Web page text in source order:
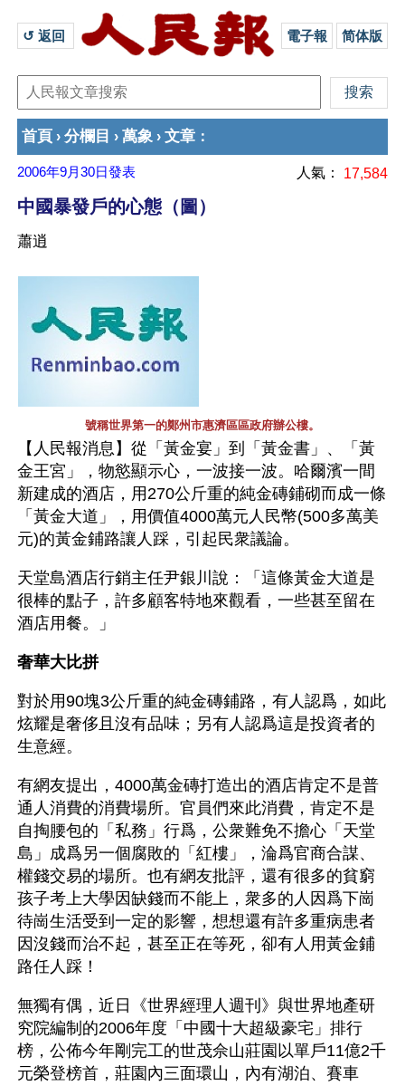
↺ 返回 電子報 简体版
首頁 › 分欄目 › 萬象 › 文章 ：
2006年9月30日發表 人氣： 17,584
中國暴發戶的心態（圖）
蕭逍
號稱世界第一的鄭州市惠濟區區政府辦公樓。
【人民報消息】從「黃金宴」到「黃金書」、「黃
金王宮」，物慾顯示心，一波接一波。哈爾濱一間
新建成的酒店，用270公斤重的純金磚鋪砌而成一條
「黃金大道」，用價值4000萬元人民幣(500多萬美
元)的黃金鋪路讓人踩，引起民衆議論。
天堂島酒店行銷主任尹銀川說：「這條黃金大道是
很棒的點子，許多顧客特地來觀看，一些甚至留在
酒店用餐。」
奢華大比拼
對於用90塊3公斤重的純金磚鋪路，有人認爲，如此
炫耀是奢侈且沒有品味；另有人認爲這是投資者的
生意經。
有網友提出，4000萬金磚打造出的酒店肯定不是普
通人消費的消費場所。官員們來此消費，肯定不是
自掏腰包的「私務」行爲，公衆難免不擔心「天堂
島」成爲另一個腐敗的「紅樓」，淪爲官商合謀、
權錢交易的場所。也有網友批評，還有很多的貧窮
孩子考上大學因缺錢而不能上，衆多的人因爲下崗
待崗生活受到一定的影響，想想還有許多重病患者
因沒錢而治不起，甚至正在等死，卻有人用黃金鋪
路任人踩！
無獨有偶，近日《世界經理人週刊》與世界地產研
究院編制的2006年度「中國十大超級豪宅」排行
榜，公佈今年剛完工的世茂佘山莊園以單戶11億2千
元榮登榜首，莊園內三面環山，內有湖泊、賽車